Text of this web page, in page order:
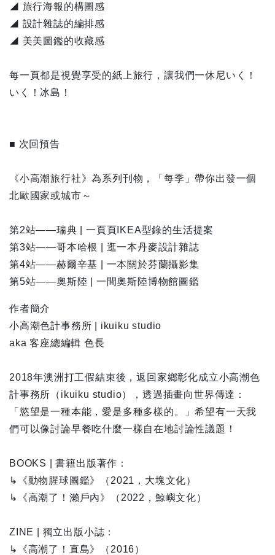
◢ 旅行海報的構圖感
◢ 設計雜誌的編排感
◢ 美美圖鑑的收藏感
每一頁都是視覺享受的紙上旅行，讓我們一休尼いく！
いく！冰島！
■ 次回預告
《小高潮旅行社》為系列刊物，「每季」帶你出發一個
北歐國家或城市～
第2站——瑞典 | 一頁頁IKEA型錄的生活提案
第3站——哥本哈根 | 逛一本丹麥設計雜誌
第4站——赫爾辛基 | 一本關於芬蘭攝影集
第5站——奧斯陸 | 一間奧斯陸博物館圖鑑
作者簡介
小高潮色計事務所 | ikuiku studio
aka 客座總編輯 色長
2018年澳洲打工假結束後，返回家鄉彰化成立小高潮色
計事務所（ikuiku studio），透過插畫向世界傳達：
「慾望是一種本能，愛是多種多樣的。」希望有一天我
們可以像討論早餐吃什麼一樣自在地討論性議題！
BOOKS | 書籍出版著作：
↳《動物腥球圖鑑》（2021，大塊文化）
↳《高潮了！瀨戶內》（2022，鯨嶼文化）
ZINE | 獨立出版小誌：
↳《高潮了！直島》（2016）